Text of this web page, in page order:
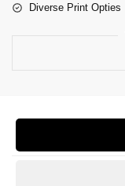
Diverse Print Opties